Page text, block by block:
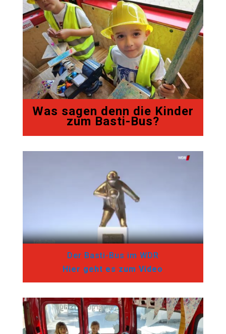
Was sagen denn die Kinder
zum Basti-Bus?
Der Basti-Bus im WDR
Hier geht es zum Video